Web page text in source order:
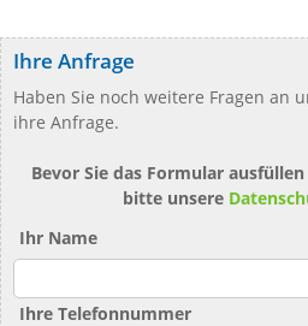
Ihre Anfrage
Haben Sie noch weitere Fragen an
ihre Anfrage.
Bevor Sie das Formular
bitte unsere
Ihr Name
Ihre Telefonnummer